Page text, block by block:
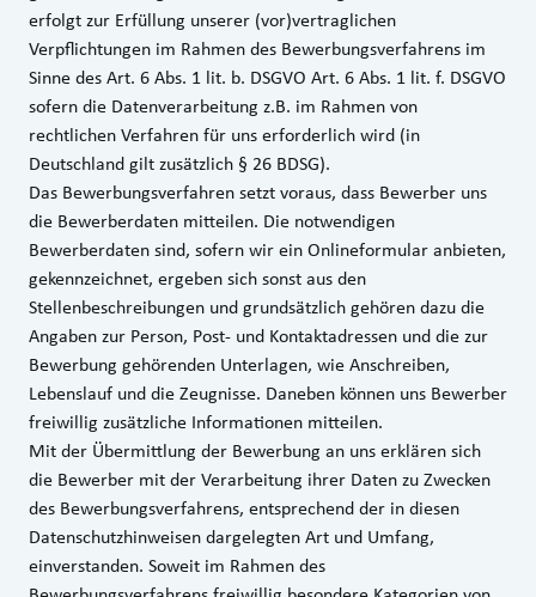
erfolgt zur Erfüllung unserer (vor)vertraglichen
Verpflichtungen im Rahmen des Bewerbungsverfahrens im
Sinne des Art. 6 Abs. 1 lit. b. DSGVO Art. 6 Abs. 1 lit. f. DSGVO
sofern die Datenverarbeitung z.B. im Rahmen von
rechtlichen Verfahren für uns erforderlich wird (in
Deutschland gilt zusätzlich § 26 BDSG).
Das Bewerbungsverfahren setzt voraus, dass Bewerber uns
die Bewerberdaten mitteilen. Die notwendigen
Bewerberdaten sind, sofern wir ein Onlineformular anbieten,
gekennzeichnet, ergeben sich sonst aus den
Stellenbeschreibungen und grundsätzlich gehören dazu die
Angaben zur Person, Post- und Kontaktadressen und die zur
Bewerbung gehörenden Unterlagen, wie Anschreiben,
Lebenslauf und die Zeugnisse. Daneben können uns Bewerber
freiwillig zusätzliche Informationen mitteilen.
Mit der Übermittlung der Bewerbung an uns erklären sich
die Bewerber mit der Verarbeitung ihrer Daten zu Zwecken
des Bewerbungsverfahrens, entsprechend der in diesen
Datenschutzhinweisen dargelegten Art und Umfang,
einverstanden. Soweit im Rahmen des